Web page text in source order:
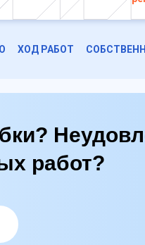
ХОД РАБОТ
работ?